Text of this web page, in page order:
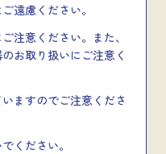
遠慮ください。
注意ください。また、
お取り扱いにご注意く
ますのでご注意くださ
ください。